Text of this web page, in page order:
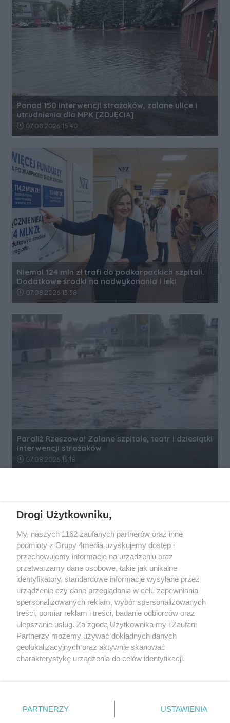
Ponad 150 interwencji strażaków, zalane ulice i
utrudnienia dla MPK [ZDJĘCIA]
Data dodania artykułu:
07.08.2026 15:40
Niemal 124 mln zł trafi do podkarpackich szpitali.
Dodatkowe środki na nadwykonania i leki
Data dodania artykułu:
07.08.2026 13:38
Paraliż Rzeszowa! Zalane szpitale, teatr i dziesiątki
interwencji strażaków
Data dodania artykułu:
07.08.2026 13:18
Wydawcąrzeszow-info.pljest:
FUNDACJA MEDIÓW NIEZALEŻNYCH LIBERTAS
ul. Kopernika 10, 35-002 Rzeszów
e-mail:redakcja@rzeszow-info.pl
Zasady dodawania i publikacji komentarzy
Drogi Użytkowniku,
My, naszych 1162 zaufanych partnerów oraz inne
podmioty z Grupy 4media uzyskujemy dostęp i
przechowujemy informacje na urządzeniu oraz
przetwarzamy dane osobowe, takie jak unikalne
identyfikatory, standardowe informacje wysyłane przez
urządzenie czy dane przeglądania w celu zapewniania
spersonalizowanych reklam, wybór spersonalizowanych
treści, pomiar reklam i treści, badanie odbiorców oraz
ulepszanie usług. Za zgodą Użytkownika my i Zaufani
Partnerzy możemy używać dokładnych danych
geolokalizacyjnych oraz aktywnie skanować
charakterystykę urządzenia do celów identyfikacji.
zmienić/wycofać klikając przycisk ustawień prywatności
PARTNERZY USTAWIENIA